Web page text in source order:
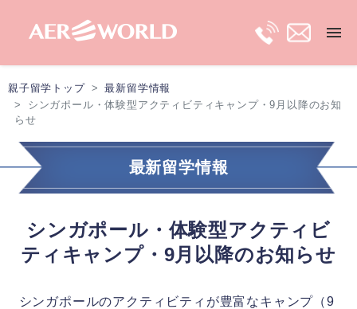
トップ
長期親子留学
短期親子留学
保護者ビザ
移住プラン
親子留学トップ
最新留学情報
シンガポール・体験型アクティビティキャンプ・9月以降のお知
らせ
最新留学情報
シンガポール・体験型アクティビ
ティキャンプ・9月以降のお知らせ
シンガポールのアクティビティが豊富なキャンプ（9